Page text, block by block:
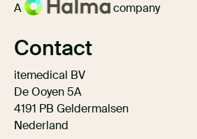
A company
Contact
itemedical BV
De Ooyen 5A
4191 PB Geldermalsen
Nederland